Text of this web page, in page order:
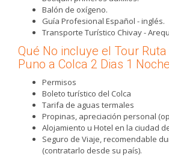
Balón de oxígeno.
Guía Profesional Español - inglés.
Transporte Turístico Chivay -
Qué No incluye el Tour
Puno a Colca 2 Dias 1
Permisos
Boleto turístico del Colca
Tarifa de aguas termales
Propinas, apreciación personal
Alojamiento u Hotel en la ciudad
Seguro de Viaje, recomendable
(contratarlo desde su país).